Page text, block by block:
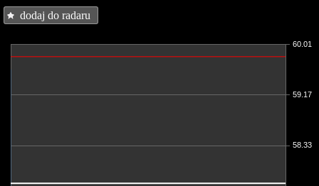
dodaj do radaru
58.33
59.17
60.01